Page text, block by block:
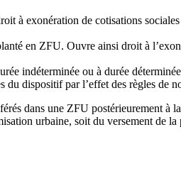
à exonération de cotisations
en ZFU. Ouvre ainsi droit à
indéterminée ou à durée
du dispositif par l’effet des règles de
dans une ZFU postérieurement
urbaine, soit du versement de